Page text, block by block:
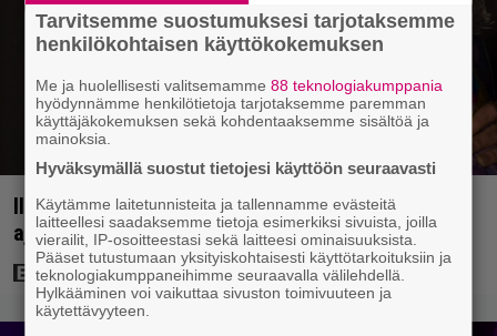
Illalla tv:ssä: Huippuluokan scifi-viihdettä 1 tunnin
ajan – sen jälkeen ohjaajan ote lipsuu
Tarvitsemme suostumuksesi tarjotaksemme
henkilökohtaisen käyttökokemuksen
Me ja huolellisesti valitsemamme88 teknologiakumppania
hyödynnämme henkilötietoja tarjotaksemme paremman
käyttäjäkokemuksen sekä kohdentaaksemme sisältöä ja
mainoksia.
Hyväksymällä suostut tietojesi käyttöön seuraavasti
Käytämme laitetunnisteita ja tallennamme evästeitä
laitteellesi saadaksemme tietoja esimerkiksi sivuista, joilla
vierailit, IP-osoitteestasi sekä laitteesi ominaisuuksista.
Pääset tutustumaan yksityiskohtaisesti käyttötarkoituksiin ja
teknologiakumppaneihimme seuraavalla välilehdellä.
Hylkääminen voi vaikuttaa sivuston toimivuuteen ja
käytettävyyteen.